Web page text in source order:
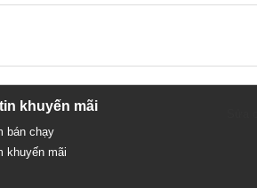
khuyến mãi
bán chạy
khuyến mãi